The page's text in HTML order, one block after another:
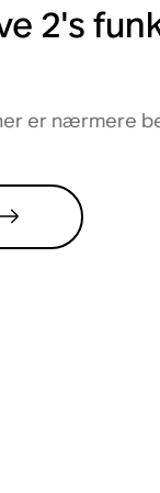
2's
er nærmere